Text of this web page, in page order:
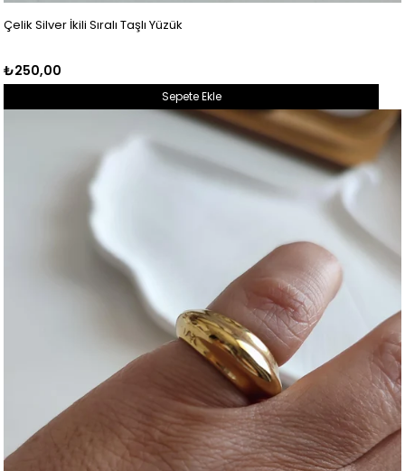
Çelik Silver İkili Sıralı Taşlı Yüzük
₺250,00
Sepete Ekle